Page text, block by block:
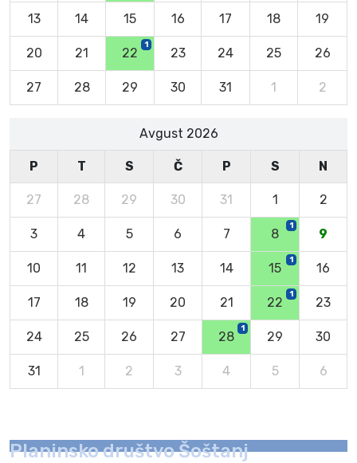
13 14 15 16 17 18 19
20 21 22
1
23 24 25 26
27 28 29 30 31 1 2
Avgust 2026
P T S Č P S N
27 28 29 30 31 1 2
3 4 5 6 7 8
1
9
10 11 12 13 14 15
1
16
17 18 19 20 21 22
1
23
24 25 26 27 28
1
29 30
31 1 2 3 4 5 6
Planinsko društvo Šoštanj